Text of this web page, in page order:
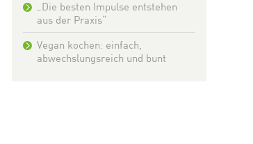
„Die besten Impulse entstehen
aus der Praxis“
Vegan kochen: einfach,
abwechslungsreich und bunt